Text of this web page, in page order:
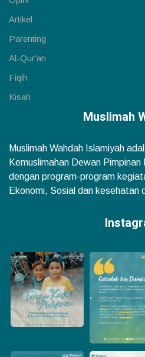
Artikel
Parenting
Al-Qur'an
Fiqih
Kisah
Muslimah
Muslimah Wahdah Islamiyah
Kemuslimahan Dewan
dengan program-program
Ekonomi, Sosial dan kesehatan